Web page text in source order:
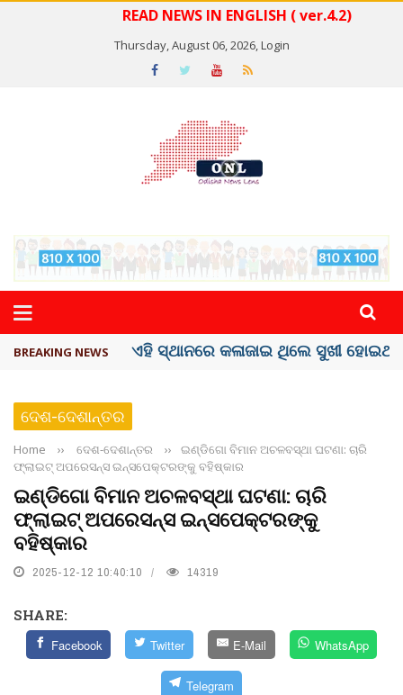
READ NEWS IN ENGLISH ( ver.4.2)
Thursday, August 06, 2026,Login
BREAKING NEWS ଦେଶରେ ପ୍ଲାଷ୍ଟିକ୍ ନୋଟ୍‌ ପ୍ରଚଳନ ...
ଦେଶ-ଦେଶାନ୍ତର
Home ›› ଦେଶ-ଦେଶାନ୍ତର ››
ଇଣ୍ଡିଗୋ ବିମାନ ଅଚଳବସ୍ଥା ଘଟଣା: ଚାରି
ଫ୍ଲାଇଟ୍ ଅପରେସନ୍ସ ଇନ୍ସପେକ୍ଟରଙ୍କୁ ବହିଷ୍କାର
ଇଣ୍ଡିଗୋ ବିମାନ ଅଚଳବସ୍ଥା ଘଟଣା: ଚାରି
ଫ୍ଲାଇଟ୍ ଅପରେସନ୍ସ ଇନ୍ସପେକ୍ଟରଙ୍କୁ
ବହିଷ୍କାର
2025-12-12 10:40:10 14319
SHARE:
Facebook Twitter E-Mail WhatsApp
Telegram